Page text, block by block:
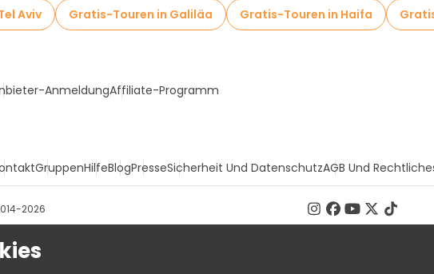
Aviv Gratis-Touren in Galiläa Gratis-Touren in Haifa
AnmeldungAffiliate-Programm
GruppenHilfeBlogPresseSicherheit Und DatenschutzAGB Und
2026